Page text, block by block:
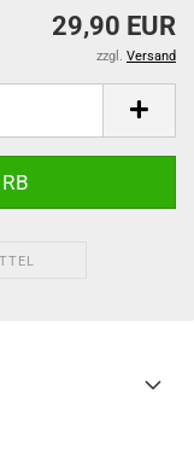
29,90 EUR
zzgl. Versand